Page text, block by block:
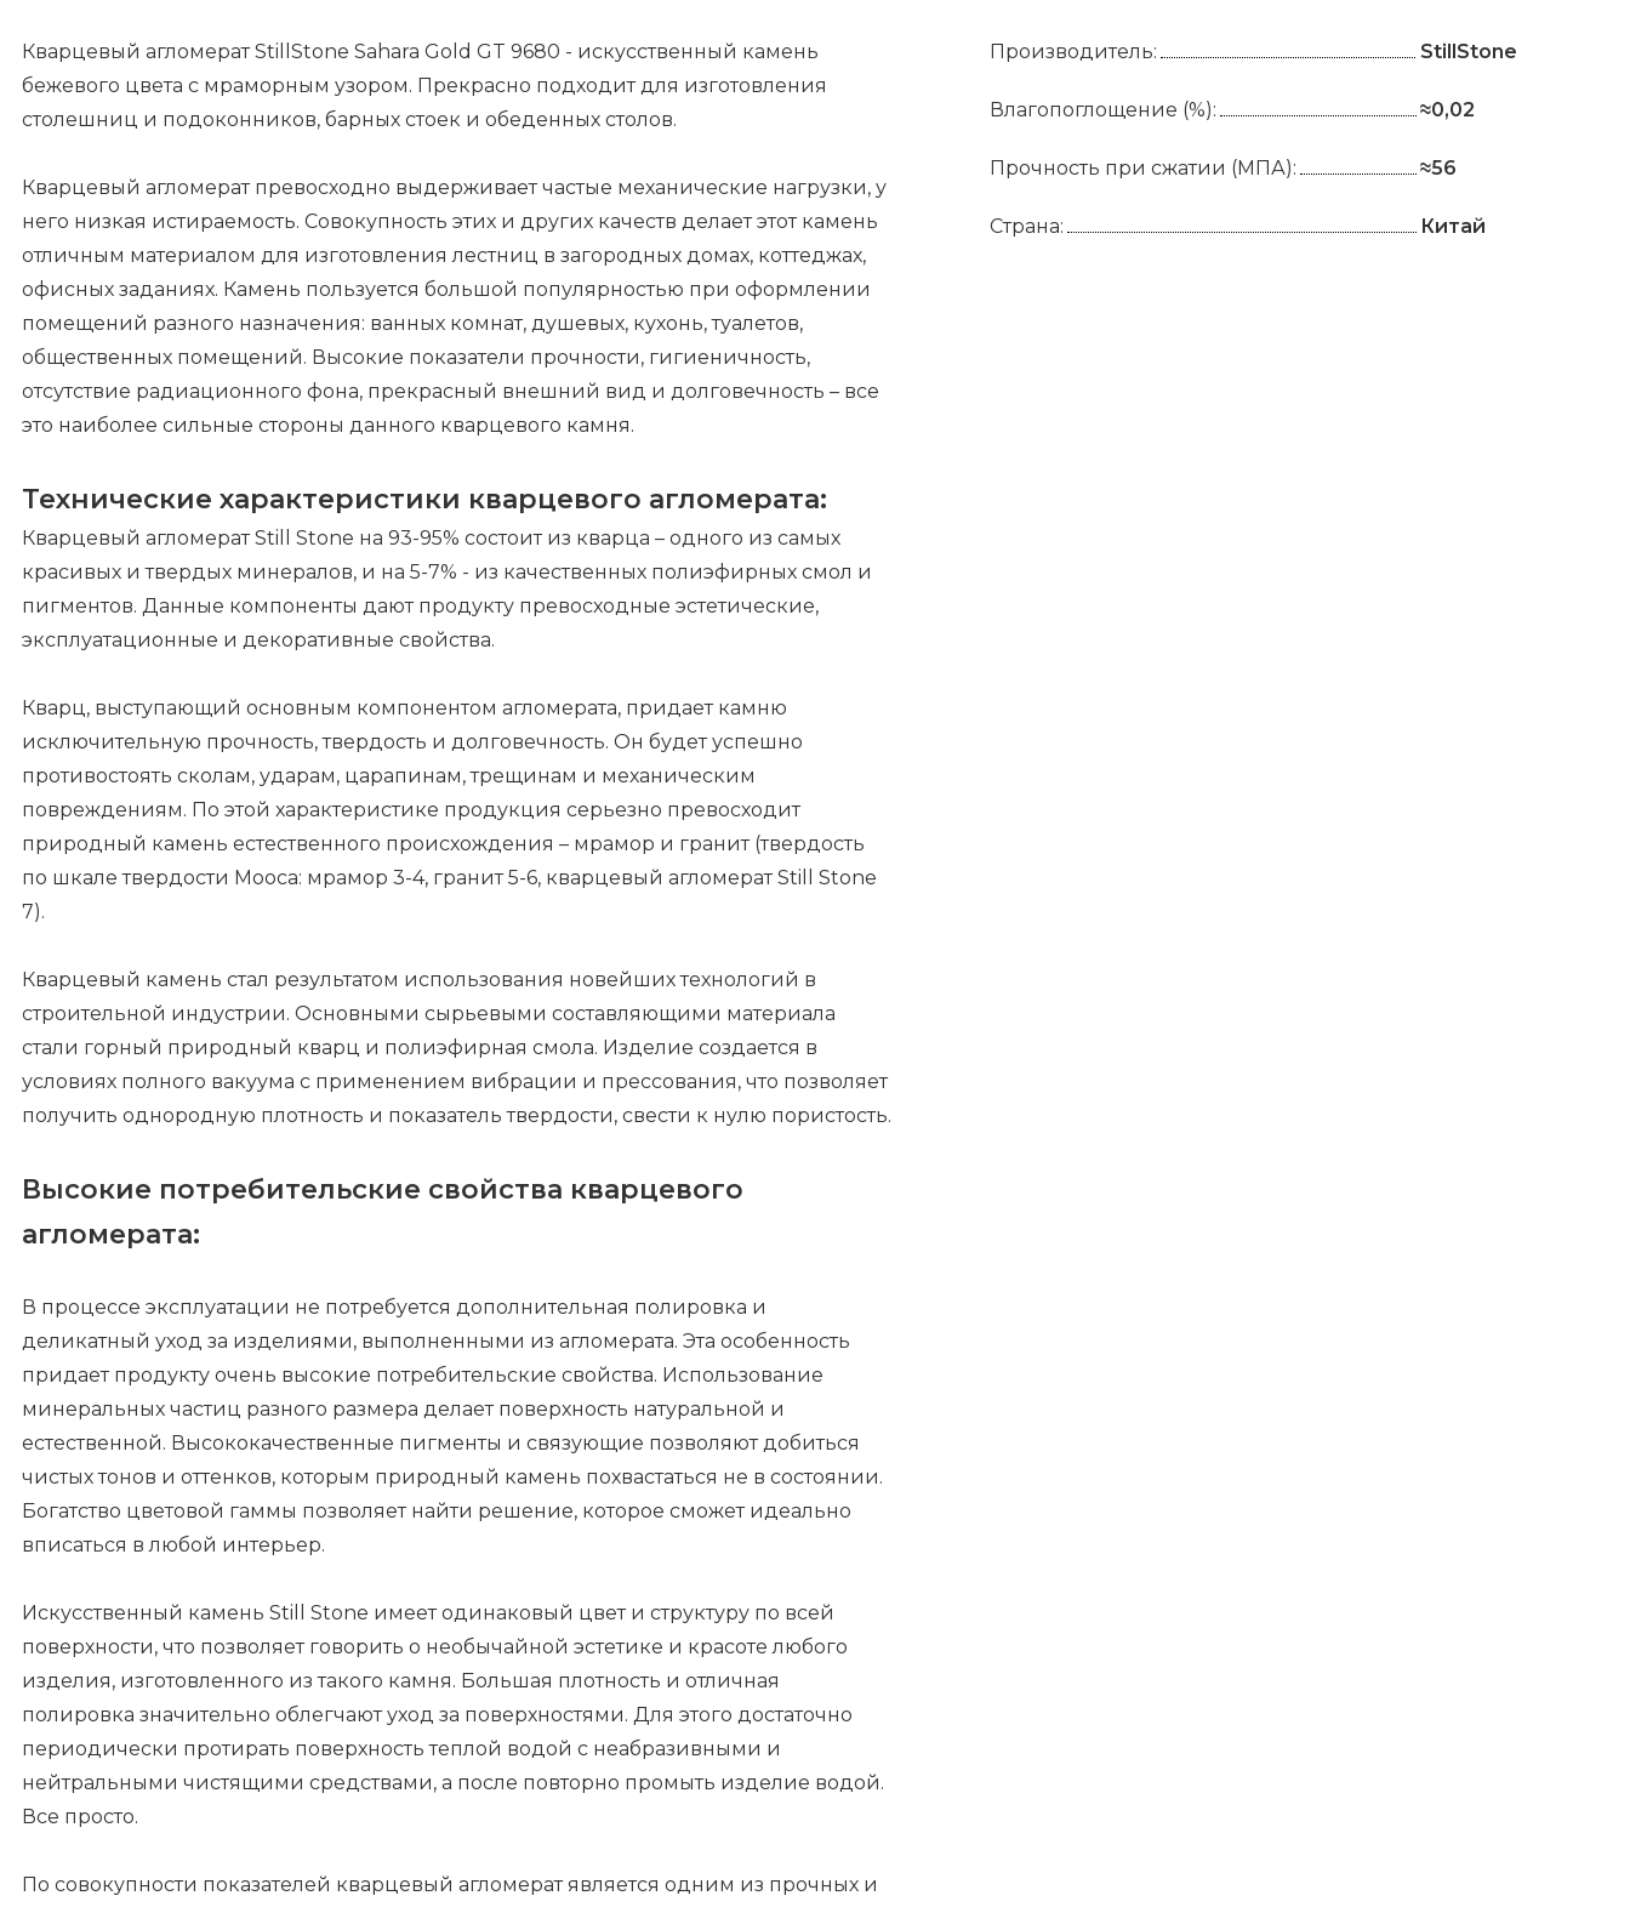
Кварцевый агломерат StillStone Sahara Gold GT 9680 - искусственный камень
бежевого цвета с мраморным узором. Прекрасно подходит для изготовления
столешниц и подоконников, барных стоек и обеденных столов.
Кварцевый агломерат превосходно выдерживает частые механические нагрузки, у
него низкая истираемость. Совокупность этих и других качеств делает этот камень
отличным материалом для изготовления лестниц в загородных домах, коттеджах,
офисных заданиях. Камень пользуется большой популярностью при оформлении
помещений разного назначения: ванных комнат, душевых, кухонь, туалетов,
общественных помещений. Высокие показатели прочности, гигиеничность,
отсутствие радиационного фона, прекрасный внешний вид и долговечность – все
это наиболее сильные стороны данного кварцевого камня.
Технические характеристики кварцевого агломерата:
Кварцевый агломерат Still Stone на 93-95% состоит из кварца – одного из самых
красивых и твердых минералов, и на 5-7% - из качественных полиэфирных смол и
пигментов. Данные компоненты дают продукту превосходные эстетические,
эксплуатационные и декоративные свойства.
Кварц, выступающий основным компонентом агломерата, придает камню
исключительную прочность, твердость и долговечность. Он будет успешно
противостоять сколам, ударам, царапинам, трещинам и механическим
повреждениям. По этой характеристике продукция серьезно превосходит
природный камень естественного происхождения – мрамор и гранит (твердость
по шкале твердости Мооса: мрамор 3-4, гранит 5-6, кварцевый агломерат Still Stone
7).
Кварцевый камень стал результатом использования новейших технологий в
строительной индустрии. Основными сырьевыми составляющими материала
стали горный природный кварц и полиэфирная смола. Изделие создается в
условиях полного вакуума с применением вибрации и прессования, что позволяет
получить однородную плотность и показатель твердости, свести к нулю пористость.
Высокие потребительские свойства кварцевого
агломерата:
В процессе эксплуатации не потребуется дополнительная полировка и
деликатный уход за изделиями, выполненными из агломерата. Эта особенность
придает продукту очень высокие потребительские свойства. Использование
минеральных частиц разного размера делает поверхность натуральной и
естественной. Высококачественные пигменты и связующие позволяют добиться
чистых тонов и оттенков, которым природный камень похвастаться не в состоянии.
Богатство цветовой гаммы позволяет найти решение, которое сможет идеально
вписаться в любой интерьер.
Искусственный камень Still Stone имеет одинаковый цвет и структуру по всей
поверхности, что позволяет говорить о необычайной эстетике и красоте любого
изделия, изготовленного из такого камня. Большая плотность и отличная
полировка значительно облегчают уход за поверхностями. Для этого достаточно
периодически протирать поверхность теплой водой с неабразивными и
нейтральными чистящими средствами, а после повторно промыть изделие водой.
Все просто.
По совокупности показателей кварцевый агломерат является одним из прочных и
Производитель: StillStone
Влагопоглощение (%): ≈0,02
Прочность при сжатии (МПА): ≈56
Страна: Китай